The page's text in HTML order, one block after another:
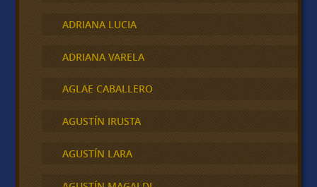
ADRIANA LUCIA
ADRIANA VARELA
AGLAE CABALLERO
AGUSTÍN IRUSTA
AGUSTÍN LARA